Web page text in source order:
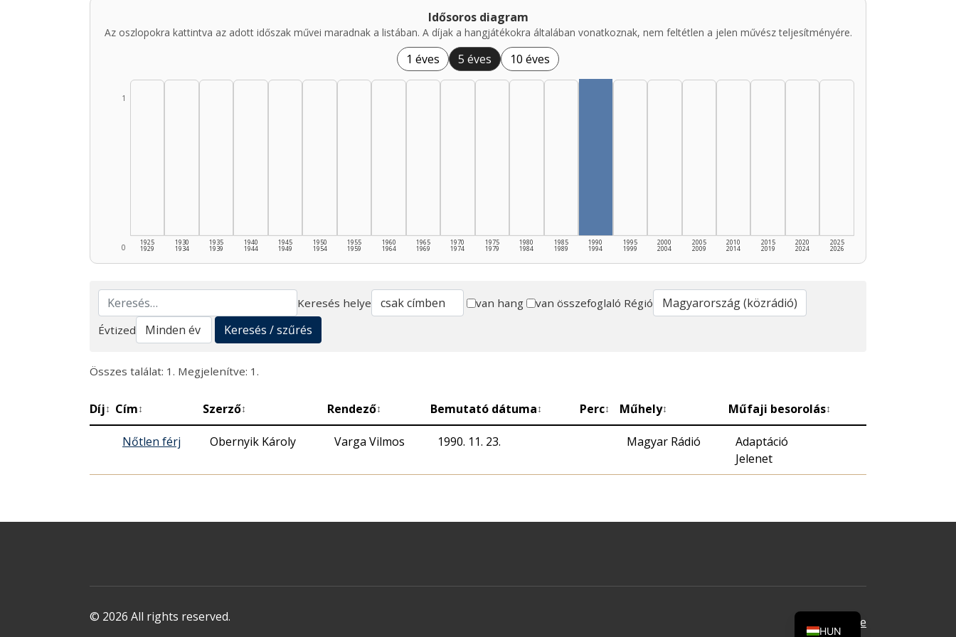
Idősoros diagram
Az oszlopokra kattintva az adott időszak művei maradnak a listában. A díjak a hangjátékokra általában vonatkoznak, nem feltétlen a jelen művész teljesítményére.
1 éves 5 éves 10 éves
0
1
1925
1929
1930
1934
1935
1939
1940
1944
1945
1949
1950
1954
1955
1959
1960
1964
1965
1969
1970
1974
1975
1979
1980
1984
1985
1989
1990
1994
1995
1999
2000
2004
2005
2009
2010
2014
2015
2019
2020
2024
2025
2026
Keresés
Keresés helye van hang van összefoglaló Régió
Évtized
Keresés / szűrés
Összes találat: 1. Megjelenítve: 1.
Díj↕ Cím↕ Szerző↕ Rendező↕ Bemutató dátuma↕ Perc↕ Műhely↕ Műfaji besorolás↕
Nőtlen férj Obernyik Károly Varga Vilmos 1990. 11. 23. Magyar Rádió
Adaptáció
Jelenet
© 2026 All rights reserved. Oldal tetejére
HUN